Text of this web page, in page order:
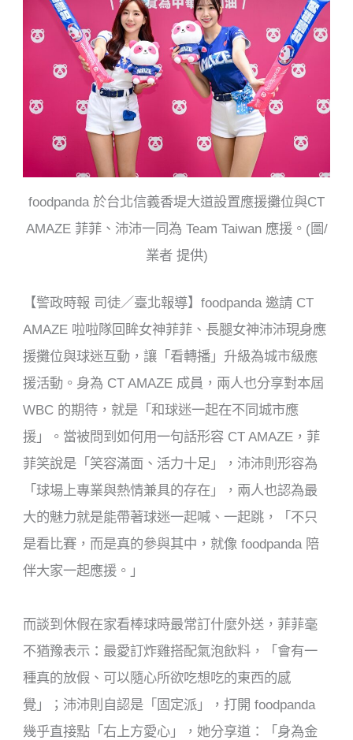
o
k
foodpanda 於台北信義香堤大道設置應援攤位與CT
AMAZE 菲菲、沛沛一同為 Team Taiwan 應援。(圖/
業者 提供)
【警政時報 司徒／臺北報導】foodpanda 邀請 CT
AMAZE 啦啦隊回眸女神菲菲、長腿女神沛沛現身應
援攤位與球迷互動，讓「看轉播」升級為城市級應
援活動。身為 CT AMAZE 成員，兩人也分享對本屆
WBC 的期待，就是「和球迷一起在不同城市應
援」。當被問到如何用一句話形容 CT AMAZE，菲
菲笑說是「笑容滿面、活力十足」，沛沛則形容為
「球場上專業與熱情兼具的存在」，兩人也認為最
大的魅力就是能帶著球迷一起喊、一起跳，「不只
是看比賽，而是真的參與其中，就像 foodpanda 陪
伴大家一起應援。」
而談到休假在家看棒球時最常訂什麼外送，菲菲毫
不猶豫表示：最愛訂炸雞搭配氣泡飲料，「會有一
種真的放假、可以隨心所欲吃想吃的東西的感
覺」；沛沛則自認是「固定派」，打開 foodpanda
幾乎直接點「右上方愛心」，她分享道：「身為金